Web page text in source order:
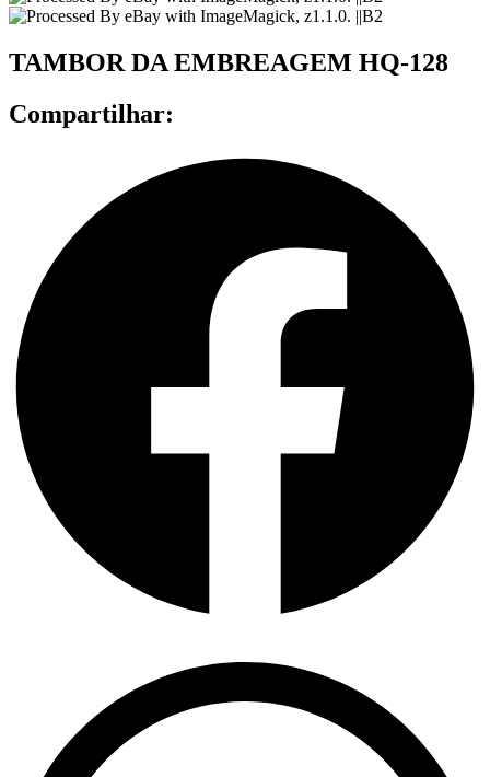
TAMBOR DA EMBREAGEM HQ-128
Compartilhar: